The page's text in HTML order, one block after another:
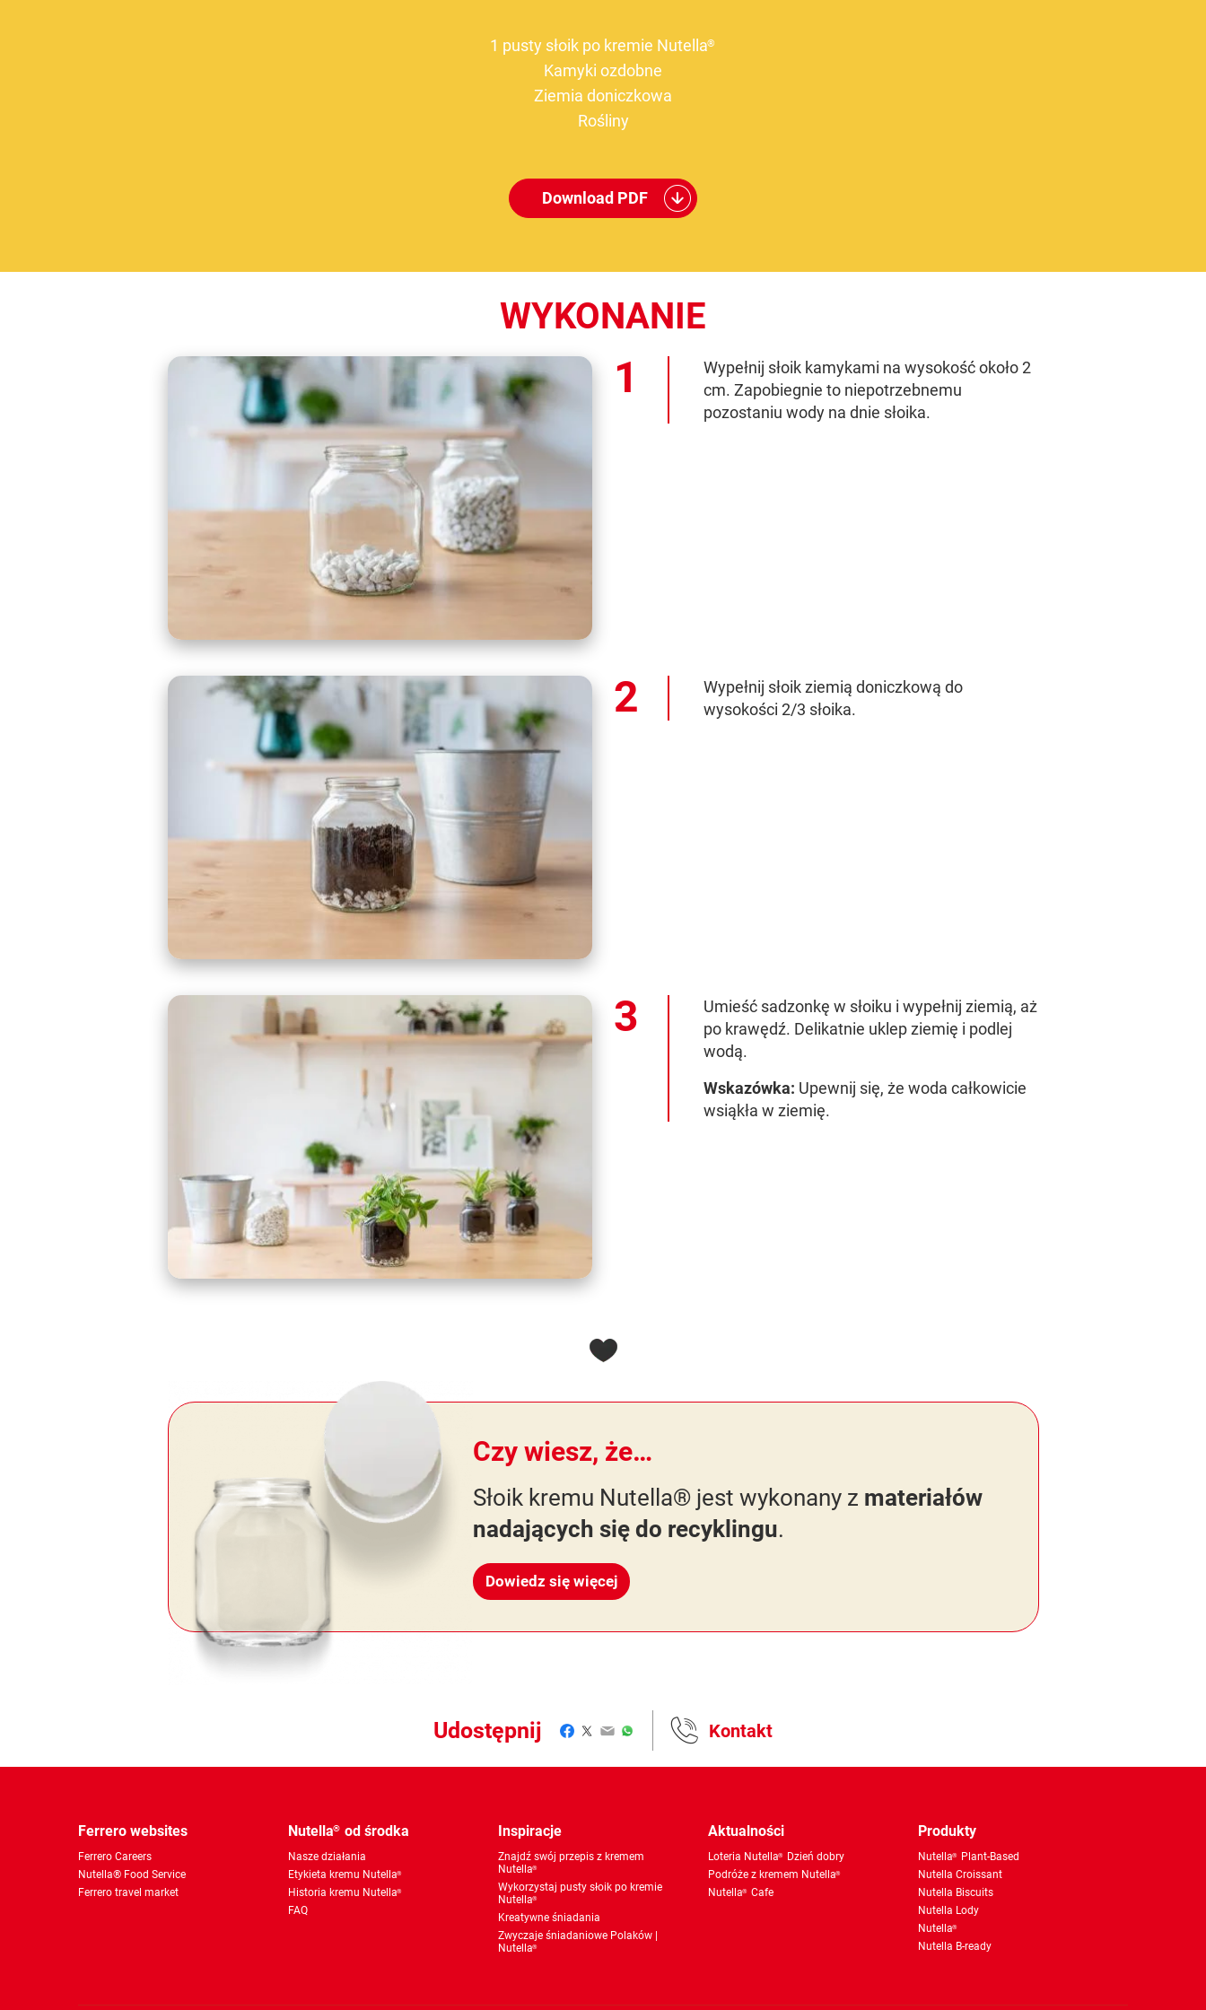
1 pusty słoik po kremie Nutella®
Kamyki ozdobne
Ziemia doniczkowa
Rośliny
Download PDF
WYKONANIE
Wypełnij słoik kamykami na wysokość około 2
cm. Zapobiegnie to niepotrzebnemu
pozostaniu wody na dnie słoika.
Wypełnij słoik ziemią doniczkową do
wysokości 2/3 słoika.
Umieść sadzonkę w słoiku i wypełnij ziemią, aż
po krawędź. Delikatnie uklep ziemię i podlej
wodą.
Wskazówka: Upewnij się, że woda całkowicie
wsiąkła w ziemię.
Czy wiesz, że…
Słoik kremu Nutella® jest wykonany z materiałów
nadających się do recyklingu.
Dowiedz się więcej
Udostępnij Facebook
Twitter
EmailWhatsApp Kontakt
Ferrero websites
Ferrero Careers
Nutella® Food Service
Ferrero travel market
Nutella® od środka
Nasze działania
Etykieta kremu Nutella®
Historia kremu Nutella®
FAQ
Inspiracje
Znajdź swój przepis z kremem
Nutella®
Wykorzystaj pusty słoik po kremie
Nutella®
Kreatywne śniadania
Zwyczaje śniadaniowe Polaków |
Nutella®
Aktualności
Loteria Nutella®
Dzień dobry
Podróże z kremem Nutella®
Nutella® Cafe
Produkty
Nutella®
Plant-Based
Nutella Croissant
Nutella Biscuits
Nutella Lody
Nutella®
Nutella B-ready